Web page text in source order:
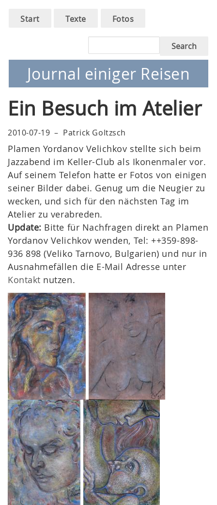
Skip
Main
Start Texte Fotos
Journal einiger Reisen
Ein Besuch im Atelier
2010-07-19 – Patrick Goltzsch
Plamen Yordanov Velichkov stellte sich beim
Jazzabend im Keller-Club als Ikonenmaler vor.
Auf seinem Telefon hatte er Fotos von einigen
seiner Bilder dabei. Genug um die Neugier zu
wecken, und sich für den nächsten Tag im
Atelier zu verabreden.
Update: Bitte für Nachfragen direkt an Plamen
Yordanov Velichkov wenden, Tel: ++359-898-
936 898 (Veliko Tarnovo, Bulgarien) und nur in
Ausnahmefällen die E-Mail Adresse unter
Kontakt nutzen.